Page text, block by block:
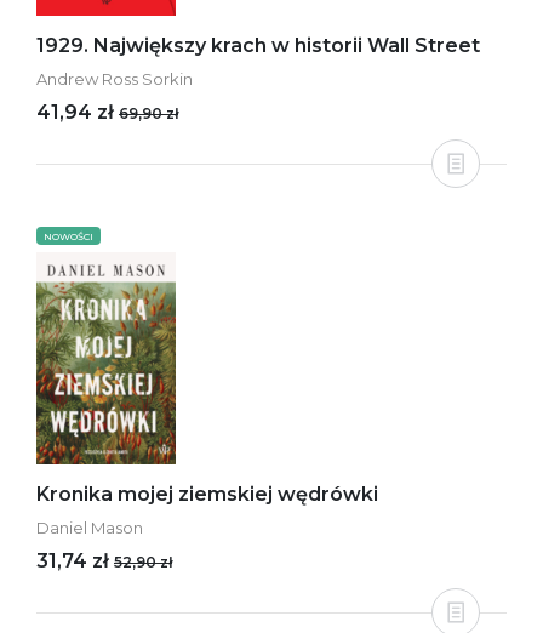
1929. Największy krach w historii Wall Street
Andrew Ross Sorkin
41,94 zł 69,90 zł
NOWOŚCI
Kronika mojej ziemskiej wędrówki
Daniel Mason
31,74 zł 52,90 zł